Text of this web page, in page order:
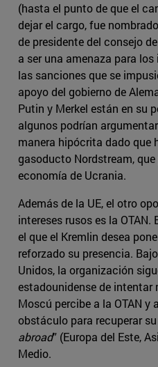
(hasta el punto de que el
dejar el cargo, fue
de presidente del consejo
a ser una amenaza para
las sanciones que se
apoyo del gobierno de
Putin y Merkel están en su
algunos podrían
manera hipócrita dado que
gasoducto Nordstream,
economía de Ucrania.
Además de la UE, el otro
intereses rusos es la
el que el Kremlin desea
reforzado su presencia.
Unidos, la organización
estadounidense de intentar
Moscú percibe a la OTAN y
obstáculo para recuperar
abroad” (Europa del Este,
Medio.